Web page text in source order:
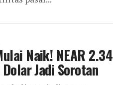
Naik! NEAR 2.34
Jadi Sorotan